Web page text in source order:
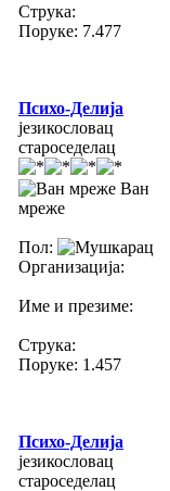
Струка:
Поруке: 7.477
Психо-Делија
језикословац
староседелац
Ван
мреже
Пол:
Организација:
Име и презиме:
Струка:
Поруке: 1.457
Психо-Делија
језикословац
староседелац